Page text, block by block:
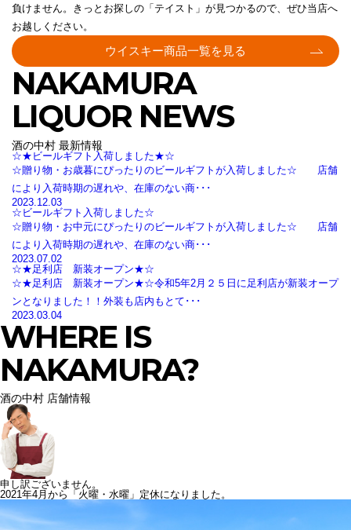
負けません。きっとお探しの「テイスト」が見つかるので、ぜひ当店へ
お越しください。
ウイスキー商品一覧を見る
NAKAMURA
LIQUOR NEWS
酒の中村 最新情報
☆★ビールギフト入荷しました★☆
☆贈り物・お歳暮にぴったりのビールギフトが入荷しました☆ 店舗
により入荷時期の遅れや、在庫のない商･･･
2023.12.03
☆ビールギフト入荷しました☆
☆贈り物・お中元にぴったりのビールギフトが入荷しました☆ 店舗
により入荷時期の遅れや、在庫のない商･･･
2023.07.02
☆★足利店 新装オープン★☆
☆★足利店 新装オープン★☆令和5年2月２５日に足利店が新装オープ
ンとなりました！！外装も店内もとて･･･
2023.03.04
WHERE IS
NAKAMURA?
酒の中村 店舗情報
申し訳ございません。
2021年4月から「火曜・水曜」定休になりました。